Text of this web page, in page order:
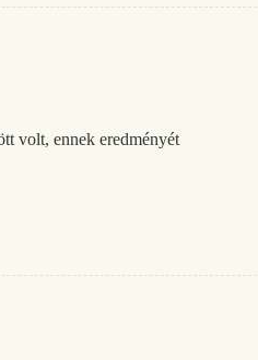
volt, ennek eredményét